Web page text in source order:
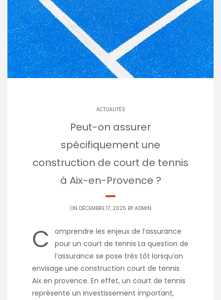
ACTUALITÉS
Peut-on assurer
spécifiquement une
construction de court de tennis
à Aix-en-Provence ?
ON DÉCEMBRE 17, 2025 BY ADMIN
C
omprendre les enjeux de l’assurance
pour un court de tennis La question de
l’assurance se pose très tôt lorsqu’on
envisage une construction court de tennis
Aix en provence. En effet, un court de tennis
représente un investissement important,